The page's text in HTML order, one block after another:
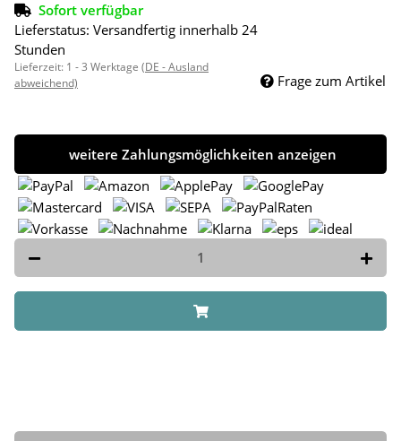
Sofort verfügbar
Lieferstatus: Versandfertig innerhalb 24
Stunden
Lieferzeit: 1 - 3 Werktage (DE - Ausland
abweichend)
Frage zum Artikel
weitere Zahlungsmöglichkeiten anzeigen